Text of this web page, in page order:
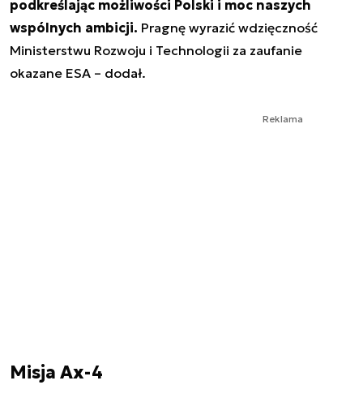
podkreślając możliwości Polski i moc naszych
wspólnych ambicji. Pragnę wyrazić wdzięczność
Ministerstwu Rozwoju i Technologii za zaufanie
okazane ESA – dodał.
Reklama
Misja Ax-4